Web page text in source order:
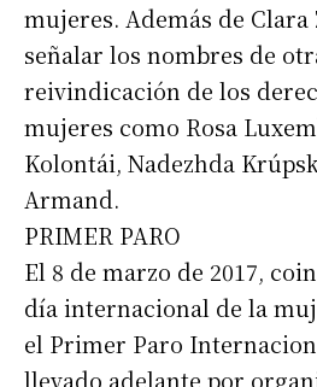
mujeres. Además de
señalar los nombres de
reivindicación de los
mujeres como Rosa
Kolontái, Nadezhda
Armand.
PRIMER PARO
El 8 de marzo de 2017,
día internacional de la
el Primer Paro
llevado adelante por